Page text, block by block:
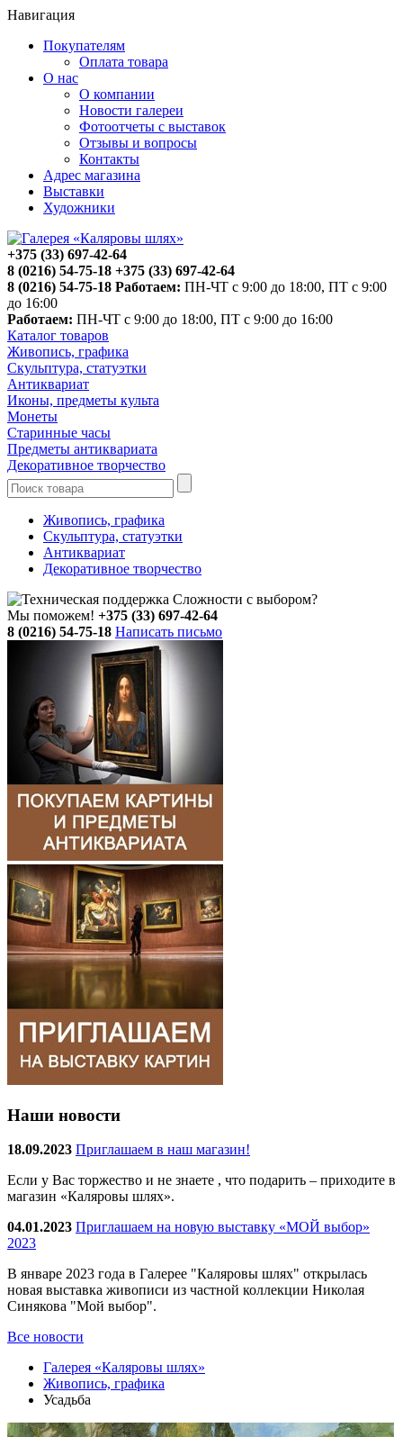
Навигация
Покупателям
Оплата товара
О нас
О компании
Новости галереи
Фотоотчеты с выставок
Отзывы и вопросы
Контакты
Адрес магазина
Выставки
Художники
+375 (33) 697-42-64
8 (0216) 54-75-18 +375 (33) 697-42-64
8 (0216) 54-75-18 Работаем: ПН-ЧТ с 9:00 до 18:00, ПТ с 9:00
до 16:00
Работаем: ПН-ЧТ с 9:00 до 18:00, ПТ с 9:00 до 16:00
Каталог товаров
Живопись, графика
Скульптура, статуэтки
Антиквариат
Иконы, предметы культа
Монеты
Старинные часы
Предметы антиквариата
Декоративное творчество
Живопись, графика
Скульптура, статуэтки
Антиквариат
Декоративное творчество
Сложности с выбором?
Мы поможем! +375 (33) 697-42-64
8 (0216) 54-75-18 Написать письмо
Наши новости
18.09.2023 Приглашаем в наш магазин!
Если у Вас торжество и не знаете , что подарить – приходите в
магазин «Каляровы шлях».
04.01.2023 Приглашаем на новую выставку «МОЙ выбор»
2023
В январе 2023 года в Галерее "Каляровы шлях" открылась
новая выставка живописи из частной коллекции Николая
Синякова "Мой выбор".
Все новости
Галерея «Каляровы шлях»
Живопись, графика
Усадьба